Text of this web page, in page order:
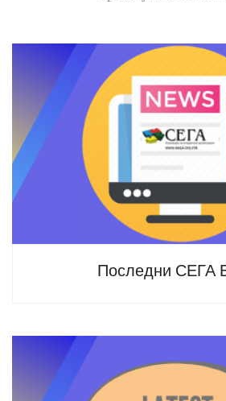
Кликнете овде за
Коалиција на младински
Последни СЕГА